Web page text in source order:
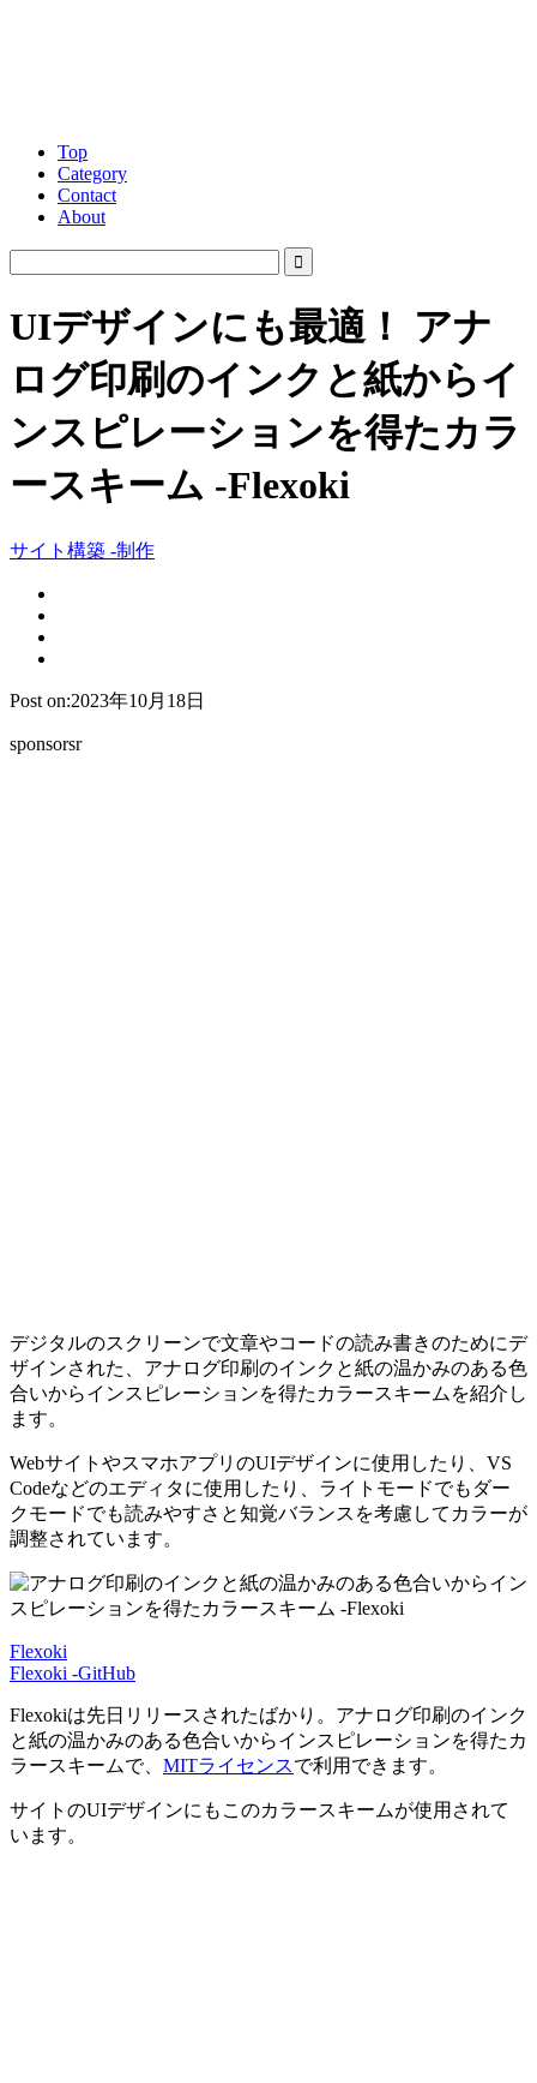
Top
Category
Contact
About
UIデザインにも最適！ アナ
ログ印刷のインクと紙からイ
ンスピレーションを得たカラ
ースキーム -Flexoki
サイト構築 -制作
Post on:2023年10月18日
sponsorsr
デジタルのスクリーンで文章やコードの読み書きのためにデ
ザインされた、アナログ印刷のインクと紙の温かみのある色
合いからインスピレーションを得たカラースキームを紹介し
ます。
WebサイトやスマホアプリのUIデザインに使用したり、VS
Codeなどのエディタに使用したり、ライトモードでもダー
クモードでも読みやすさと知覚バランスを考慮してカラーが
調整されています。
Flexoki
Flexoki -GitHub
Flexokiは先日リリースされたばかり。アナログ印刷のインク
と紙の温かみのある色合いからインスピレーションを得たカ
ラースキームで、 MITライセンスで利用できます。
サイトのUIデザインにもこのカラースキームが使用されて
います。